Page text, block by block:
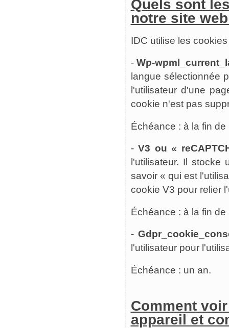
Quels sont
notre site
IDC utilise les
-Wp-
langue sélectionnée
l'utilisateur d'une
cookie n'est pas
Échéance : à la fin de
-V3 ou «
l'utilisateur. Il
savoir « qui est
cookie V3 pour relier
Échéance : à la fin de
-
l'utilisateur pour
Échéance : un an.
Comment
appareil et